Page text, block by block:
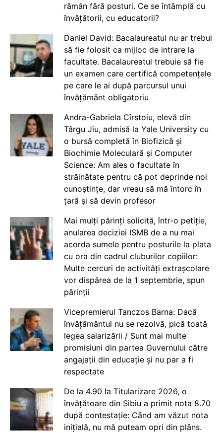
rămân fără posturi. Ce se întâmplă cu
învățătorii, cu educatorii?
Daniel David: Bacalaureatul nu ar trebui
să fie folosit ca mijloc de intrare la
facultate. Bacalaureatul trebuie să fie
un examen care certifică competențele
pe care le ai după parcursul unui
învățământ obligatoriu
Andra-Gabriela Cîrstoiu, elevă din
Târgu Jiu, admisă la Yale University cu
o bursă completă în Biofizică și
Biochimie Moleculară și Computer
Science: Am ales o facultate în
străinătate pentru că pot deprinde noi
cunoștințe, dar vreau să mă întorc în
țară și să devin profesor
Mai mulți părinți solicită, într-o petiție,
anularea deciziei ISMB de a nu mai
acorda sumele pentru posturile la plata
cu ora din cadrul cluburilor copiilor:
Multe cercuri de activități extrașcolare
vor dispărea de la 1 septembrie, spun
părinții
Vicepremierul Tanczos Barna: Dacă
învățământul nu se rezolvă, pică toată
legea salarizării / Sunt mai multe
promisiuni din partea Guvernului către
angajații din educație și nu par a fi
respectate
De la 4.90 la Titularizare 2026, o
învățătoare din Sibiu a primit nota 8.70
după contestație: Când am văzut nota
inițială, nu mă puteam opri din plâns.